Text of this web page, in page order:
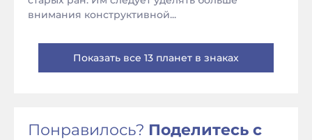
внимания конструктивной...
Показать все 13 планет в знаках
Понравилось? Поделитесь с